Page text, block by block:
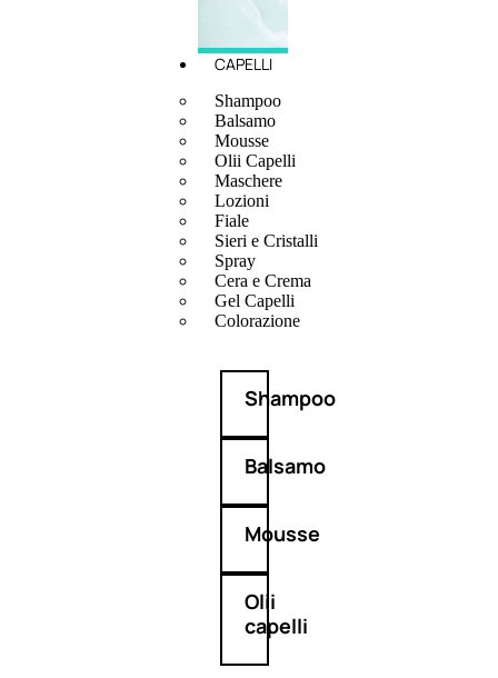
CAPELLI
Shampoo
Balsamo
Mousse
Olii Capelli
Maschere
Lozioni
Fiale
Sieri e Cristalli
Spray
Cera e Crema
Gel Capelli
Colorazione
Shampoo
Balsamo
Mousse
Olii
capelli